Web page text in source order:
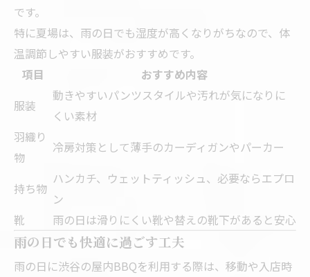
です。
特に夏場は、雨の日でも湿度が高くなりがちなので、体
温調節しやすい服装がおすすめです。
項目
おすすめ内容
服装
動きやすいパンツスタイルや汚れが気になりに
くい素材
羽織り
物
冷房対策として薄手のカーディガンやパーカー
持ち物
ハンカチ、ウェットティッシュ、必要ならエプロ
ン
靴
雨の日は滑りにくい靴や替えの靴下があると安心
雨の日でも快適に過ごす工夫
雨の日に渋谷の屋内BBQを利用する際は、移動や入店時